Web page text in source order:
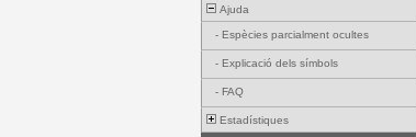
Ajuda
- Espècies parcialment ocultes
- Explicació dels símbols
- FAQ
Estadístiques